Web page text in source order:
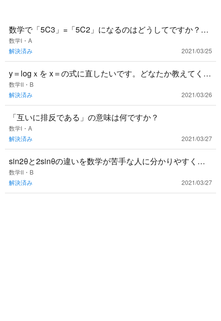
数学で「5C3」=「5C2」になるのはどうしてですか？両
方10になる原理をどなたか教えていただけないでしょう
か🙇‍♀️
数学Ⅰ・A
解決済み
2021/03/25
y＝logｘを x＝の式に直したいです。どなたか教えてくだ
さい！😥
数学Ⅱ・B
解決済み
2021/03/26
「互いに排反である」の意味は何ですか？
数学Ⅰ・A
解決済み
2021/03/27
sin2θと2sinθの違いを数学が苦手な人に分かりやすく教
えてください🙏🏻
数学Ⅱ・B
解決済み
2021/03/27